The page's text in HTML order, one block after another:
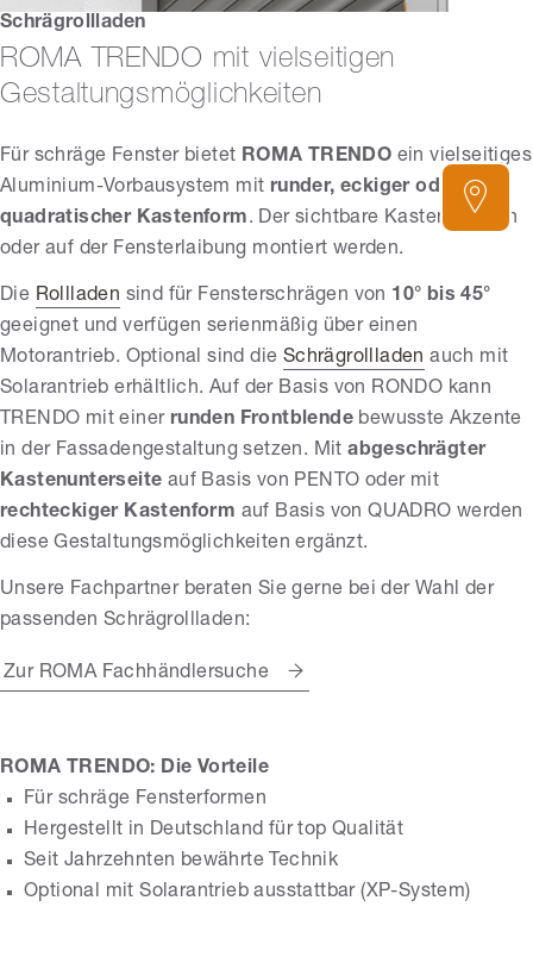
Schrägrollladen
ROMA TRENDO mit vielseitigen
Gestaltungsmöglichkeiten
Für schräge Fenster bietet ROMA TRENDO ein vielseitiges
Aluminium-Vorbausystem mit runder, eckiger oder
quadratischer Kastenform. Der sichtbare Kasten kann in
oder auf der Fensterlaibung montiert werden.
Die Rollladen sind für Fensterschrägen von 10° bis 45°
geeignet und verfügen serienmäßig über einen
Motorantrieb. Optional sind die Schrägrollladen auch mit
Solarantrieb erhältlich. Auf der Basis von RONDO kann
TRENDO mit einer runden Frontblende bewusste Akzente
in der Fassadengestaltung setzen. Mitabgeschrägter
Kastenunterseite auf Basis von PENTO oder mit
rechteckiger Kastenform auf Basis von QUADRO werden
diese Gestaltungsmöglichkeiten ergänzt.
Unsere Fachpartner beraten Sie gerne bei der Wahl der
passenden Schrägrollladen:
Zur ROMA Fachhändlersuche
ROMA TRENDO: Die Vorteile
Für schräge Fensterformen
Hergestellt in Deutschland für top Qualität
Seit Jahrzehnten bewährte Technik
Optional mit Solarantrieb ausstattbar (XP-System)